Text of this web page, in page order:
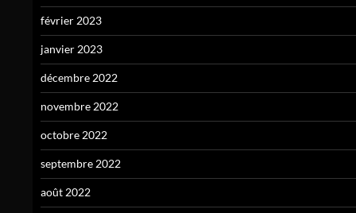
février 2023
janvier 2023
décembre 2022
novembre 2022
octobre 2022
septembre 2022
août 2022